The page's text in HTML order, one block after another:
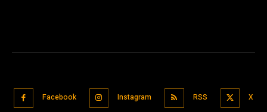
Facebook Instagram RSS X